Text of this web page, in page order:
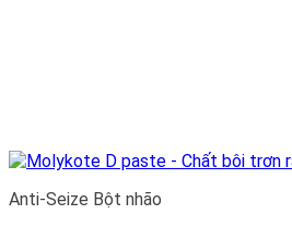
Anti-Seize Bột nhão